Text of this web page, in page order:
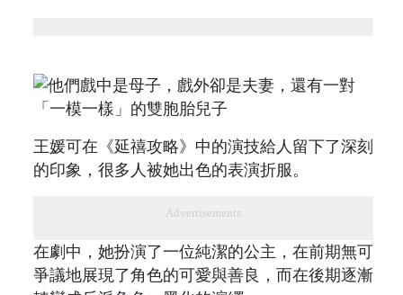
王媛可在《延禧攻略》中的演技給人留下了深刻
的印象，很多人被她出色的表演折服。
Advertisements
在劇中，她扮演了一位純潔的公主，在前期無可
爭議地展現了角色的可愛與善良，而在後期逐漸